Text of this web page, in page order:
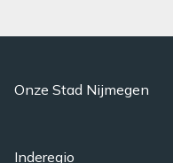
Onze Stad Nijmegen
Inderegio